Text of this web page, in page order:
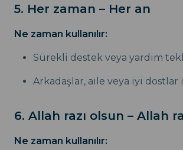
5. Her zaman – Her an
Ne zaman kullanılır:
Sürekli destek veya yardım
Arkadaşlar, aile veya iyi dostlar
6. Allah razı olsun – Allah
Ne zaman kullanılır: